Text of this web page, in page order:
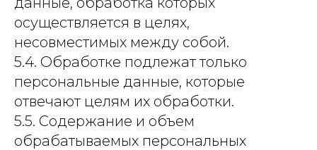
осуществляется в целях,
несовместимых между собой.
5.4. Обработке подлежат только
персональные данные, которые
отвечают целям их обработки.
5.5. Содержание и объем
обрабатываемых персональных